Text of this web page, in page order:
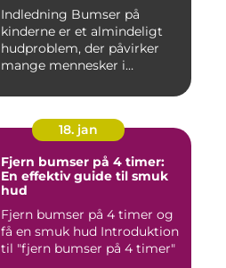
Indledning Bumser på
kinderne er et almindeligt
hudproblem, der påvirker
mange mennesker i
18. jan
Fjern bumser på 4 timer:
En effektiv guide til smuk
hud
Fjern bumser på 4 timer og
få en smuk hud Introduktion
til "fjern bumser på 4 timer"